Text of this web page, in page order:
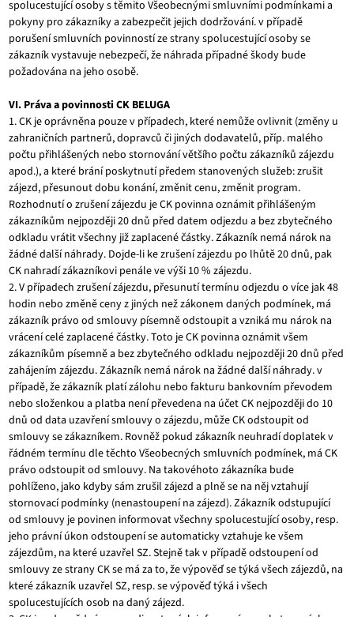
spolucestující osoby s těmito Všeobecnými smluvními podmínkami a
pokyny pro zákazníky a zabezpečit jejich dodržování. v případě
porušení smluvních povinností ze strany spolucestující osoby se
zákazník vystavuje nebezpečí, že náhrada případné škody bude
požadována na jeho osobě.
VI. Práva a povinnosti CK BELUGA
1. CK je oprávněna pouze v případech, které nemůže ovlivnit (změny u
zahraničních partnerů, dopravců či jiných dodavatelů, příp. malého
počtu přihlášených nebo stornování většího počtu zákazníků zájezdu
apod.), a které brání poskytnutí předem stanovených služeb: zrušit
zájezd, přesunout dobu konání, změnit cenu, změnit program.
Rozhodnutí o zrušení zájezdu je CK povinna oznámit přihlášeným
zákazníkům nejpozději 20 dnů před datem odjezdu a bez zbytečného
odkladu vrátit všechny již zaplacené částky. Zákazník nemá nárok na
žádné další náhrady. Dojde-li ke zrušení zájezdu po lhůtě 20 dnů, pak
CK nahradí zákazníkovi penále ve výši 10 % zájezdu.
2. V případech zrušení zájezdu, přesunutí termínu odjezdu o více jak 48
hodin nebo změně ceny z jiných než zákonem daných podmínek, má
zákazník právo od smlouvy písemně odstoupit a vzniká mu nárok na
vrácení celé zaplacené částky. Toto je CK povinna oznámit všem
zákazníkům písemně a bez zbytečného odkladu nejpozději 20 dnů před
zahájením zájezdu. Zákazník nemá nárok na žádné další náhrady. v
případě, že zákazník platí zálohu nebo fakturu bankovním převodem
nebo složenkou a platba není převedena na účet CK nejpozději do 10
dnů od data uzavření smlouvy o zájezdu, může CK odstoupit od
smlouvy se zákazníkem. Rovněž pokud zákazník neuhradí doplatek v
řádném termínu dle těchto Všeobecných smluvních podmínek, má CK
právo odstoupit od smlouvy. Na takovéhoto zákazníka bude
pohlíženo, jako kdyby sám zrušil zájezd a plně se na něj vztahují
stornovací podmínky (nenastoupení na zájezd). Zákazník odstupující
od smlouvy je povinen informovat všechny spolucestující osoby, resp.
jeho právní úkon odstoupení se automaticky vztahuje ke všem
zájezdům, na které uzavřel SZ. Stejně tak v případě odstoupení od
smlouvy ze strany CK se má za to, že výpověď se týká všech zájezdů, na
které zákazník uzavřel SZ, resp. se výpověď týká i všech
spolucestujících osob na daný zájezd.